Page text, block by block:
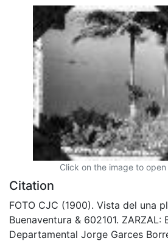
Click on the image to
Citation
FOTO CJC (1900). Vista del una
Buenaventura & 602101. ZARZAL:
Departamental Jorge Garces